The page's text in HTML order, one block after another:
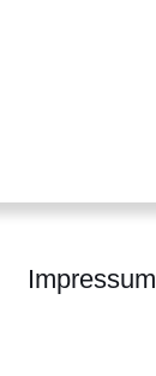
Impressum